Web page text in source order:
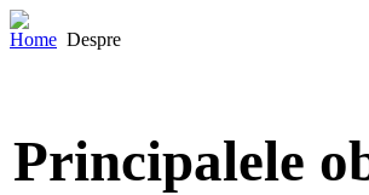
Home Despre
Principalele